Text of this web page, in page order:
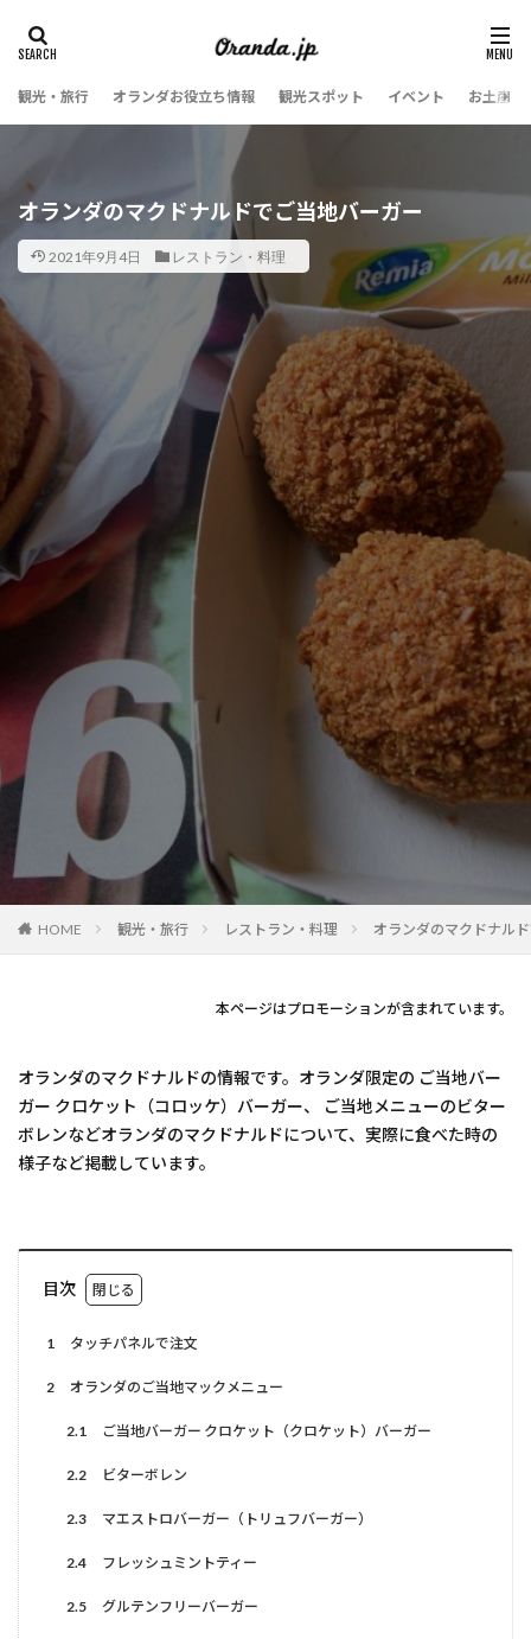
観光・旅行 オランダお役立ち情報 観光スポット イベント お土産・
オランダのマクドナルドでご当地バーガー
2021年9月4日 レストラン・料理
HOME 観光・旅行 レストラン・料理 オランダのマクドナル
本ページはプロモーションが含まれています。
オランダのマクドナルドの情報です。オランダ限定の ご当地バー
ガー クロケット（コロッケ）バーガー、 ご当地メニューのビター
ボレンなどオランダのマクドナルドについて、実際に食べた時の
様子など掲載しています。
目次
1 タッチパネルで注文
2 オランダのご当地マックメニュー
2.1 ご当地バーガー クロケット（クロケット）バーガー
2.2 ビターボレン
2.3 マエストロバーガー（トリュフバーガー）
2.4 フレッシュミントティー
2.5 グルテンフリーバーガー